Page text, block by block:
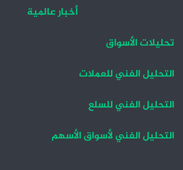
أخبار عالمية
تحليلات الأسواق
التحليل الفني للعملات
التحليل الفني للسلع
التحليل الفني لأسواق الأسهم